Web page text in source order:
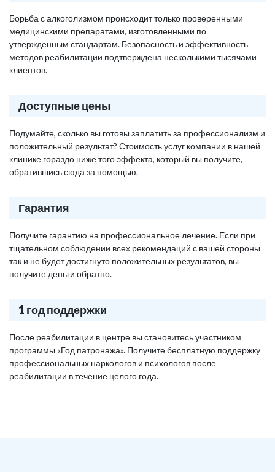
Борьба с алкоголизмом происходит только проверенными
медицинскими препаратами, изготовленными по
утвержденным стандартам. Безопасность и эффективность
методов реабилитации подтверждена несколькими тысячами
клиентов.
Доступные цены
Подумайте, сколько вы готовы заплатить за профессионализм и
положительный результат? Стоимость услуг компании в нашей
клинике гораздо ниже того эффекта, который вы получите,
обратившись сюда за помощью.
Гарантия
Получите гарантию на профессиональное лечение. Если при
тщательном соблюдении всех рекомендаций с вашей стороны
так и не будет достигнуто положительных результатов, вы
получите деньги обратно.
1 год поддержки
После реабилитации в центре вы становитесь участником
программы «Год патронажа». Получите бесплатную поддержку
профессиональных наркологов и психологов после
реабилитации в течение целого года.